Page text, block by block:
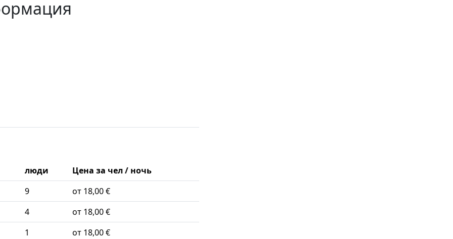
люди
Цена за чел / ночь
9
от 18,00 €
4
от 18,00 €
1
от 18,00 €